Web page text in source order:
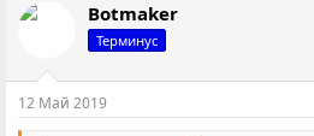
Botmaker
Терминус
12 Май 2019